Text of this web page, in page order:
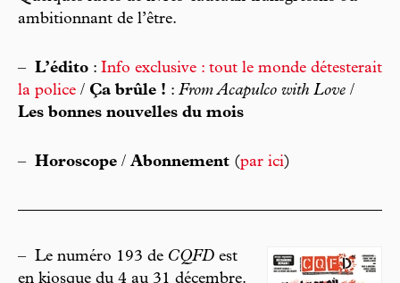
ambitionnant de l’être.
– L’édito : Info exclusive : tout le monde détesterait
la police / Ça brûle ! : From Acapulco with Love /
Les bonnes nouvelles du mois
– Horoscope / Abonnement (par ici)
– Le numéro 193 de CQFD est
en kiosque du 4 au 31 décembre.